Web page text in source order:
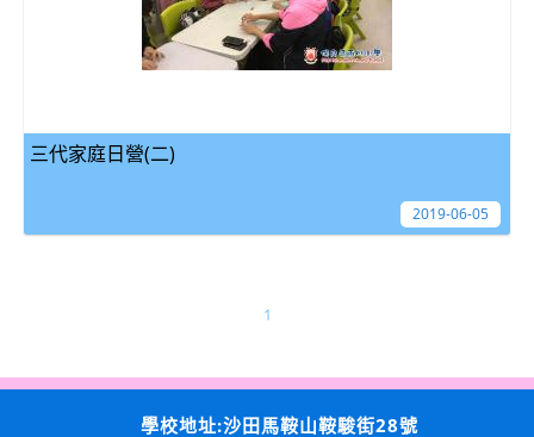
三代家庭日營(二)
2019-06-05
1
學校地址:沙田馬鞍山鞍駿街28號